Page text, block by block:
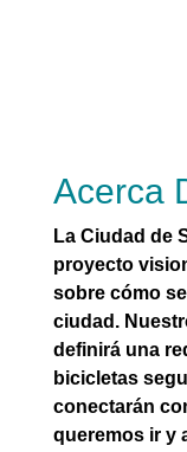
Acerca
La Ciudad de
proyecto
sobre cómo
ciudad.
definirá una
bicicletas
conectarán
queremos ir y